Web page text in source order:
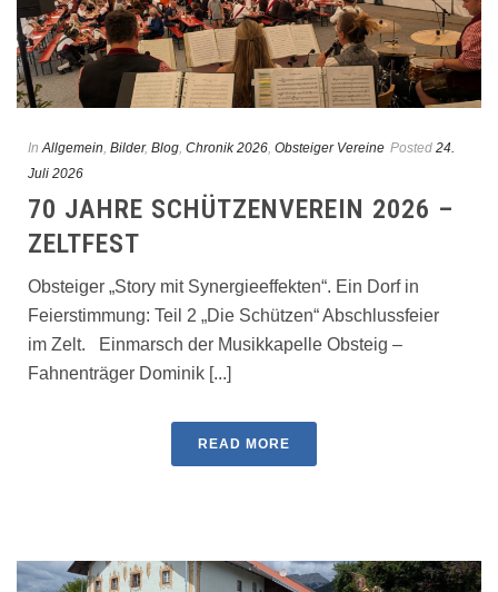
In Allgemein Bilder, Blog Chronik 2026 Obsteiger Vereine Posted 24.
Juli 2026
70 JAHRE SCHÜTZENVEREIN 2026 –
ZELTFEST
Obsteiger „Story mit Synergieeffekten“. Ein Dorf in
Feierstimmung: Teil 2 „Die Schützen“ Abschlussfeier
im Zelt. Einmarsch der Musikkapelle Obsteig –
Fahnenträger Dominik [...]
READ MORE